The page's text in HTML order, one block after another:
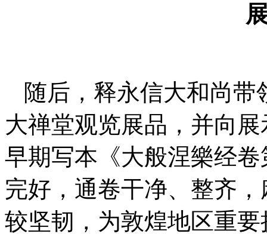
随后，释永信大和尚
大禅堂观览展品，并向
早期写本《大般涅樂经
完好，通卷干净、整齐
较坚韧，为敦煌地区重